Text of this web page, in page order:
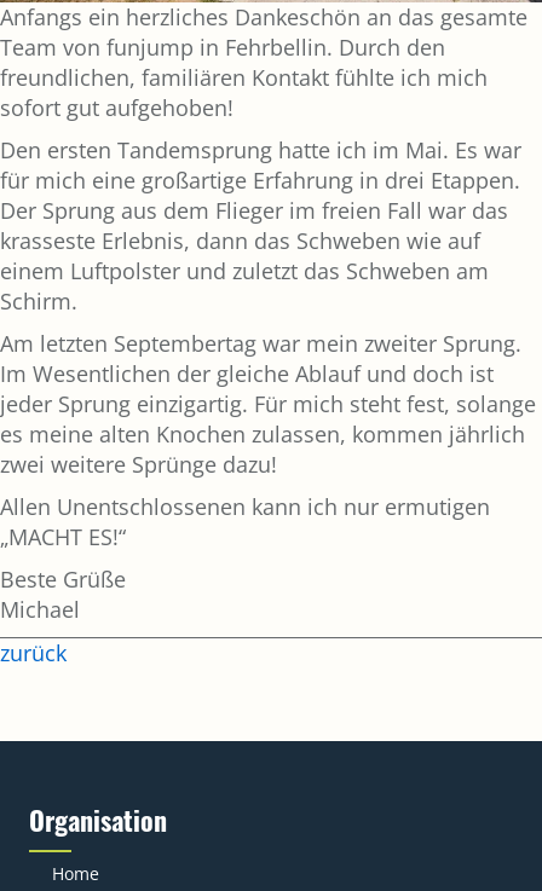
Anfangs ein herzliches Dankeschön an das gesamte
Team von funjump in Fehrbellin. Durch den
freundlichen, familiären Kontakt fühlte ich mich
sofort gut aufgehoben!
Den ersten Tandemsprung hatte ich im Mai. Es war
für mich eine großartige Erfahrung in drei Etappen.
Der Sprung aus dem Flieger im freien Fall war das
krasseste Erlebnis, dann das Schweben wie auf
einem Luftpolster und zuletzt das Schweben am
Schirm.
Am letzten Septembertag war mein zweiter Sprung.
Im Wesentlichen der gleiche Ablauf und doch ist
jeder Sprung einzigartig. Für mich steht fest, solange
es meine alten Knochen zulassen, kommen jährlich
zwei weitere Sprünge dazu!
Allen Unentschlossenen kann ich nur ermutigen
„MACHT ES!“
Beste Grüße
Michael
zurück
Organisation
Home